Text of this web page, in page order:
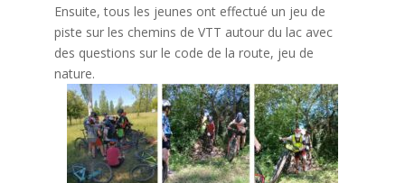
Ensuite, tous les jeunes ont effectué un jeu de
piste sur les chemins de VTT autour du lac avec
des questions sur le code de la route, jeu de
nature.